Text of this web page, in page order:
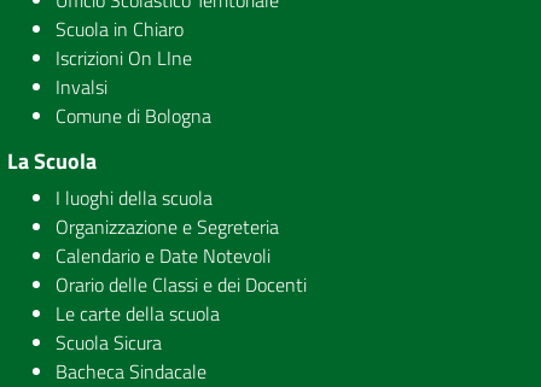
Scuola in Chiaro
Iscrizioni On LIne
Invalsi
Comune di Bologna
La Scuola
I luoghi della scuola
Organizzazione e Segreteria
Calendario e Date Notevoli
Orario delle Classi e dei Docenti
Le carte della scuola
Scuola Sicura
Bacheca Sindacale